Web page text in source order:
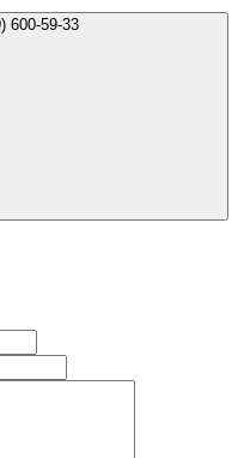
+7 (499) 600-59-33